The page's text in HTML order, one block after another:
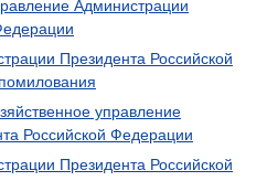
Администрации
Президента Российской
управление
Российской Федерации
Президента Российской